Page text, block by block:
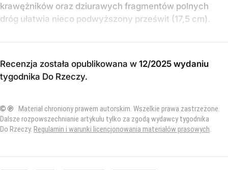
krawężników oraz dziurawych fragmentów polnych
dróg ułatwia nieco podwyższony prześwit (17,5 cm).
Recenzja została opublikowana w 12/2025 wydaniu
tygodnika Do Rzeczy.
© ℗ Materiał chroniony prawem autorskim. Wszelkie prawa zastrzeżone.
Dalsze rozpowszechnianie artykułu tylko za zgodą wydawcy tygodnika
Do Rzeczy. Regulamin i warunki licencjonowania materiałów prasowych